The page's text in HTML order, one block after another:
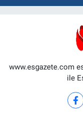
www.esgazete.com
ile